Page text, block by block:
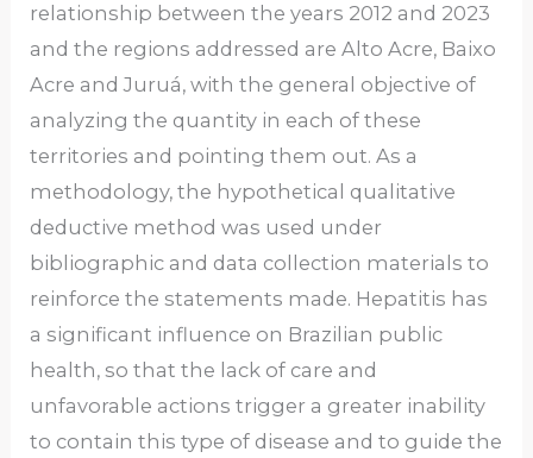
relationship between the years 2012 and 2023
and the regions addressed are Alto Acre, Baixo
Acre and Juruá, with the general objective of
analyzing the quantity in each of these
territories and pointing them out. As a
methodology, the hypothetical qualitative
deductive method was used under
bibliographic and data collection materials to
reinforce the statements made. Hepatitis has
a significant influence on Brazilian public
health, so that the lack of care and
unfavorable actions trigger a greater inability
to contain this type of disease and to guide the